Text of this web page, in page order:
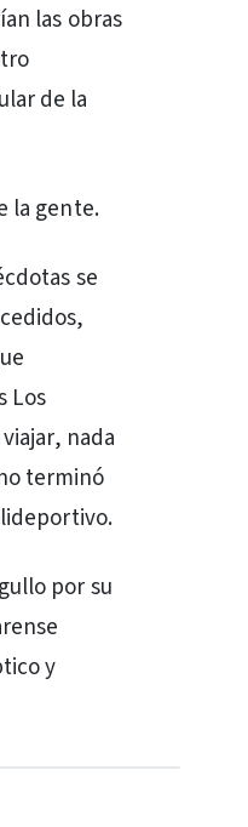
las obras
de la
la gente.
se
Los
nada
terminó
por su
y